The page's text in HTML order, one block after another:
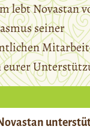
lebt Novastan
seiner
eurer